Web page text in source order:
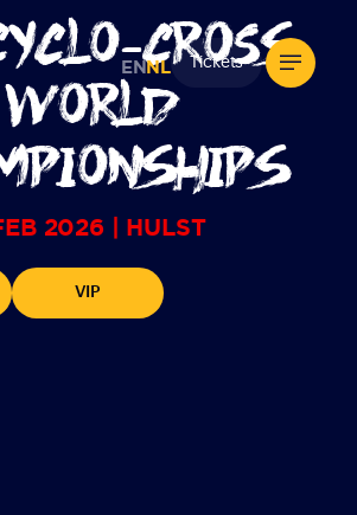
ENNL Tickets
CROsS
WORLD
2026 | HULST
VIP